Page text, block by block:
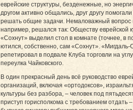
еврейские структуры, безденежные, но
другом активно общались, друг другу
решать общие задачи. Немаловажный
например, решался так: Обществу еврейской
«Сохнут» выделил стол в комнате (точнее, в
ютился, собственно, сам «Сохнут». «Мигдаль-
репетировал в подвале Клуба торговли на
переулка Чайковского.
В один прекрасный день всё руководство
организаций, включая «ортодоксов»,
культуры без разбора, – человек под
приступ гор­исполкома с требованием отдать